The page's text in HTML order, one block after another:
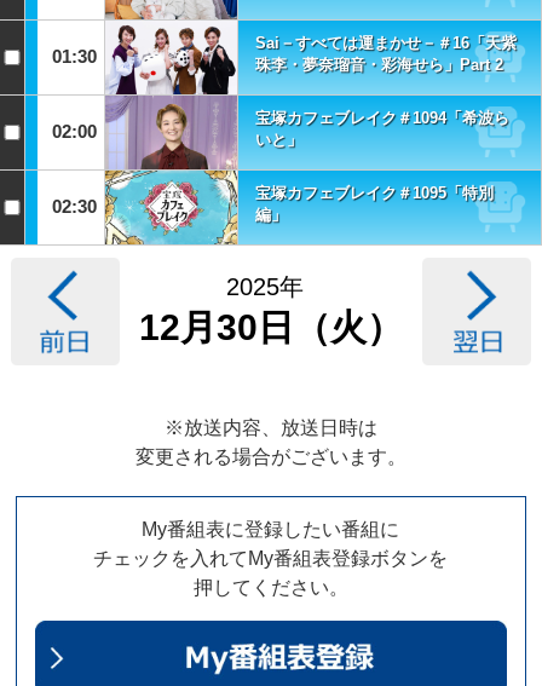
01:30
Sai－すべては運まかせ－＃16「天紫
珠李・夢奈瑠音・彩海せら」Part 2
02:00
宝塚カフェブレイク＃1094「希波ら
いと」
02:30
宝塚カフェブレイク＃1095「特別
編」
2025年
12月30日（火）
※放送内容、放送日時は
変更される場合がございます。
My番組表に登録したい番組に
チェックを入れてMy番組表登録ボタンを
押してください。